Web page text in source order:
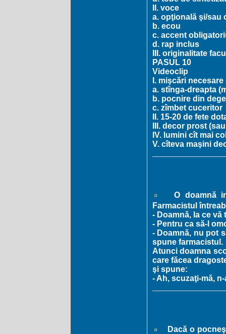
II. voce
a. opţională şi/sau
b. ecou
c. accent
d. rap inclus
III. originalitate
PASUL 10
Videoclip
I. mişcări
a. stînga-dreapta
b. pocnire din
c. zîmbet cuceritor
II. 15-20 de fete
III. decor prost
IV. lumini cît mai
V. cîteva maşini
O doamnă
Farmacistul
- Doamnă, la ce
- Pentru ca să-l
- Doamnă, nu pot
spune farmacistul.
Atunci doamna
care făcea
şi spune:
- Ah, scuzaţi-mă,
Dacă o